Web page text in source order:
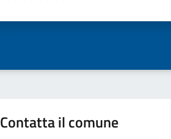
Contatta il comune